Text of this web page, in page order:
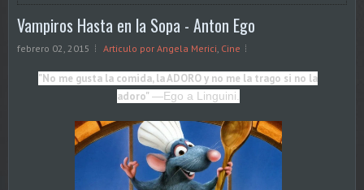
Vampiros Hasta en la Sopa - Anton Ego
febrero 02, 2015 Articulo por Angela Merici, Cine
"No me gusta la comida, la ADORO y no me la trago si no la
adoro" —Ego a Linguini.